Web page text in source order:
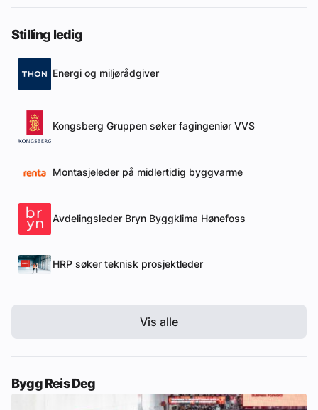
Stilling ledig
Energi og miljørådgiver
Kongsberg Gruppen søker fagingeniør VVS
Montasjeleder på midlertidig byggvarme
Avdelingsleder Bryn Byggklima Hønefoss
HRP søker teknisk prosjektleder
Vis alle
Bygg Reis Deg